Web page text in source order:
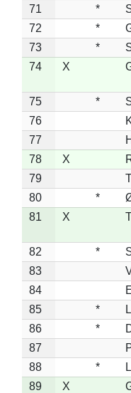
71
*
72
*
73
*
74
X
75 *
76
77
78
X
79
80
*
81
X
82 *
83
84
85
*
86
*
87
88
*
89
X